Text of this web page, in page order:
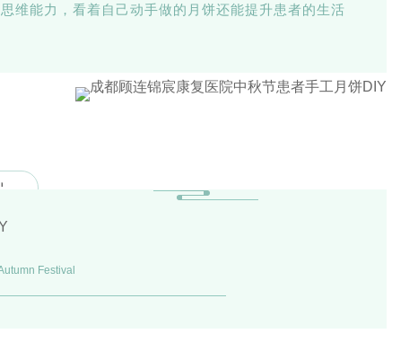
维能力，看着自己动手做的月饼还能提升患者的生活
Festival